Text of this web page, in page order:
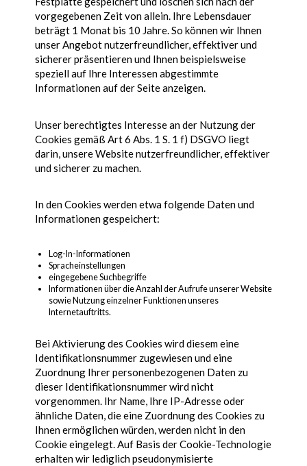
vorgegebenen Zeit von allein. Ihre Lebensdauer
beträgt 1 Monat bis 10 Jahre. So können wir Ihnen
unser Angebot nutzerfreundlicher, effektiver und
sicherer präsentieren und Ihnen beispielsweise
speziell auf Ihre Interessen abgestimmte
Informationen auf der Seite anzeigen.
Unser berechtigtes Interesse an der Nutzung der
Cookies gemäß Art 6 Abs. 1 S. 1 f) DSGVO liegt
darin, unsere Website nutzerfreundlicher, effektiver
und sicherer zu machen.
In den Cookies werden etwa folgende Daten und
Informationen gespeichert:
Log-In-Informationen
Spracheinstellungen
eingegebene Suchbegriffe
Informationen über die Anzahl der Aufrufe unserer Website
sowie Nutzung einzelner Funktionen unseres
Internetauftritts.
Bei Aktivierung des Cookies wird diesem eine
Identifikationsnummer zugewiesen und eine
Zuordnung Ihrer personenbezogenen Daten zu
dieser Identifikationsnummer wird nicht
vorgenommen. Ihr Name, Ihre IP-Adresse oder
ähnliche Daten, die eine Zuordnung des Cookies zu
Ihnen ermöglichen würden, werden nicht in den
Cookie eingelegt. Auf Basis der Cookie-Technologie
erhalten wir lediglich pseudonymisierte